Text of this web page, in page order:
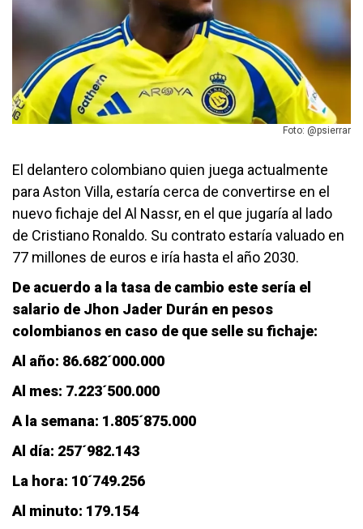
Foto: @psierrar
El delantero colombiano quien juega actualmente
para Aston Villa, estaría cerca de convertirse en el
nuevo fichaje del Al Nassr, en el que jugaría al lado
de Cristiano Ronaldo. Su contrato estaría valuado en
77 millones de euros e iría hasta el año 2030.
De acuerdo a la tasa de cambio este sería el
salario de Jhon Jader Durán en pesos
colombianos en caso de que selle su fichaje:
Al año: 86.682´000.000
Al mes: 7.223´500.000
A la semana: 1.805´875.000
Al día: 257´982.143
La hora: 10´749.256
Al minuto: 179.154